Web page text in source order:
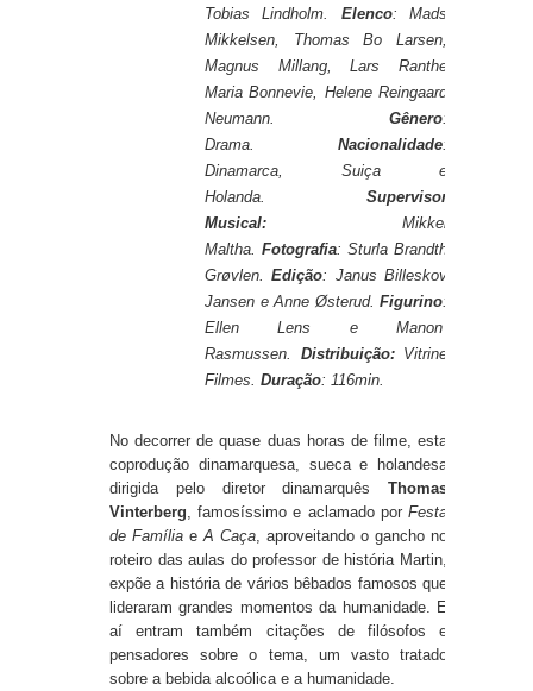
Tobias Lindholm. Elenco: Mads
Mikkelsen, Thomas Bo Larsen,
Magnus Millang, Lars Ranthe
Maria Bonnevie, Helene Reingaard
Neumann. Gênero:
Drama. Nacionalidade:
Dinamarca, Suiça e
Holanda. Supervisor
Musical: Mikkel
Maltha. Fotografia: Sturla Brandth
Grøvlen.Edição: Janus Billeskov
Jansen e Anne Østerud. Figurino:
Ellen Lens e Manon
Rasmussen. Distribuição:Vitrine
Filmes. Duração: 116min.
No decorrer de quase duas horas de filme, esta
coprodução dinamarquesa, sueca e holandesa
dirigida pelo diretor dinamarquês Thomas
Vinterberg, famosíssimo e aclamado por Festa
de Família eA Caça, aproveitando o gancho no
roteiro das aulas do professor de história Martin,
expõe a história de vários bêbados famosos que
lideraram grandes momentos da humanidade. E
aí entram também citações de filósofos e
pensadores sobre o tema, um vasto tratado
sobre a bebida alcoólica e a humanidade.